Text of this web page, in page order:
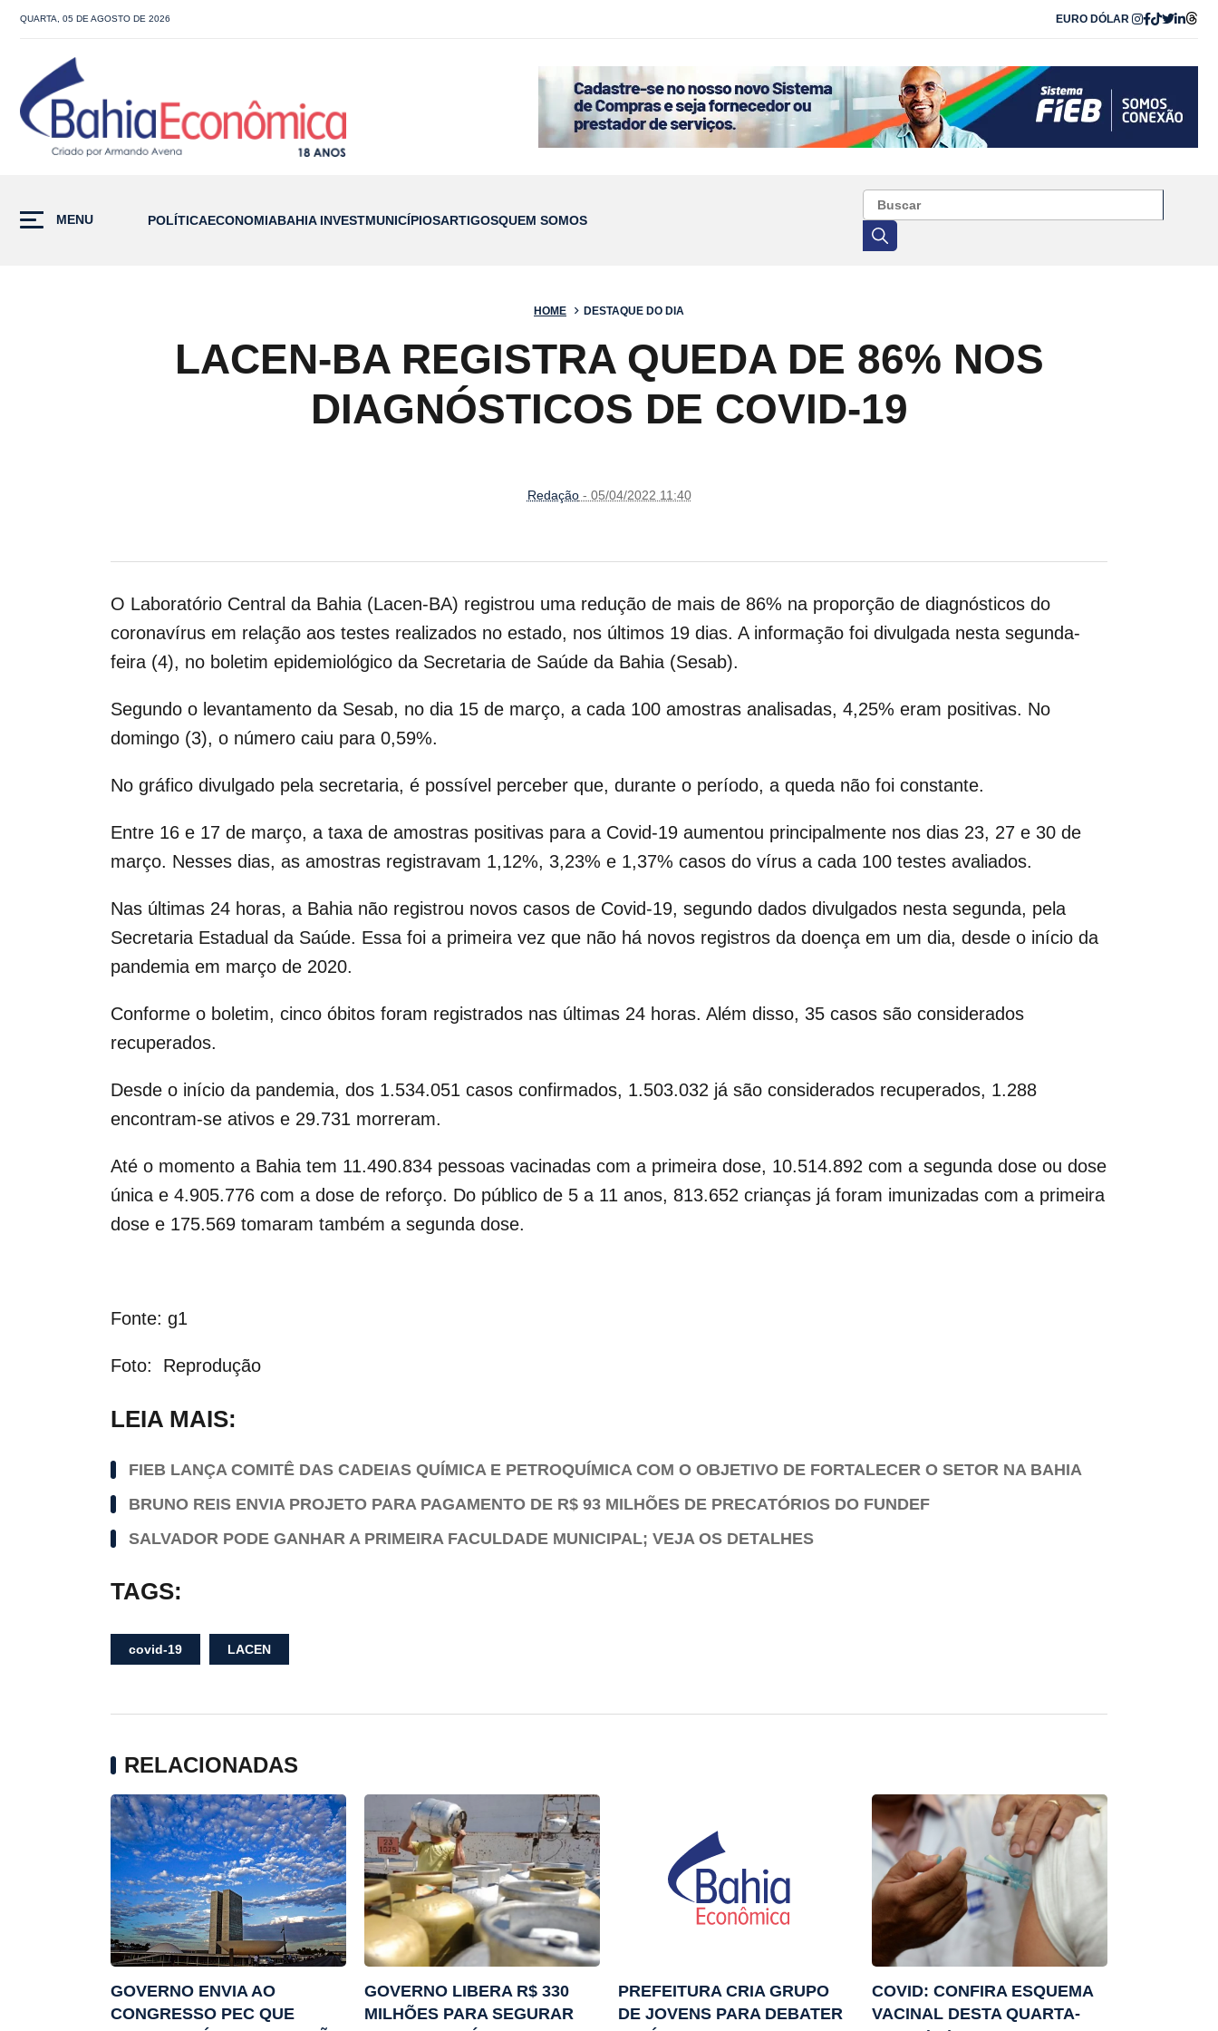
QUARTA, 05 DE AGOSTO DE 2026 EURO DÓLAR
MENU POLÍTICAECONOMIABAHIA INVESTMUNICÍPIOSARTIGOSQUEM SOMOS
HOME DESTAQUE DO DIA
LACEN-BA REGISTRA QUEDA DE 86% NOS
DIAGNÓSTICOS DE COVID-19
Redação- 05/04/2022 11:40
O Laboratório Central da Bahia (Lacen-BA) registrou uma redução de mais de 86% na proporção de diagnósticos do
coronavírus em relação aos testes realizados no estado, nos últimos 19 dias. A informação foi divulgada nesta segunda-
feira (4), no boletim epidemiológico da Secretaria de Saúde da Bahia (Sesab).
Segundo o levantamento da Sesab, no dia 15 de março, a cada 100 amostras analisadas, 4,25% eram positivas. No
domingo (3), o número caiu para 0,59%.
No gráfico divulgado pela secretaria, é possível perceber que, durante o período, a queda não foi constante.
Entre 16 e 17 de março, a taxa de amostras positivas para a Covid-19 aumentou principalmente nos dias 23, 27 e 30 de
março. Nesses dias, as amostras registravam 1,12%, 3,23% e 1,37% casos do vírus a cada 100 testes avaliados.
Nas últimas 24 horas, a Bahia não registrou novos casos de Covid-19, segundo dados divulgados nesta segunda, pela
Secretaria Estadual da Saúde. Essa foi a primeira vez que não há novos registros da doença em um dia, desde o início da
pandemia em março de 2020.
Conforme o boletim, cinco óbitos foram registrados nas últimas 24 horas. Além disso, 35 casos são considerados
recuperados.
Desde o início da pandemia, dos 1.534.051 casos confirmados, 1.503.032 já são considerados recuperados, 1.288
encontram-se ativos e 29.731 morreram.
Até o momento a Bahia tem 11.490.834 pessoas vacinadas com a primeira dose, 10.514.892 com a segunda dose ou dose
única e 4.905.776 com a dose de reforço. Do público de 5 a 11 anos, 813.652 crianças já foram imunizadas com a primeira
dose e 175.569 tomaram também a segunda dose.
Fonte: g1
Foto: Reprodução
LEIA MAIS:
FIEB LANÇA COMITÊ DAS CADEIAS QUÍMICA E PETROQUÍMICA COM O OBJETIVO DE FORTALECER O SETOR NA BAHIA
BRUNO REIS ENVIA PROJETO PARA PAGAMENTO DE R$ 93 MILHÕES DE PRECATÓRIOS DO FUNDEF
SALVADOR PODE GANHAR A PRIMEIRA FACULDADE MUNICIPAL; VEJA OS DETALHES
TAGS:
covid-19 LACEN
RELACIONADAS
GOVERNO ENVIA AO
CONGRESSO PEC QUE
GOVERNO LIBERA R$ 330
MILHÕES PARA SEGURAR
PREFEITURA CRIA GRUPO
DE JOVENS PARA DEBATER
COVID: CONFIRA ESQUEMA
VACINAL DESTA QUARTA-